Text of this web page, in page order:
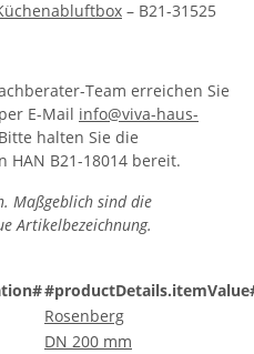
– B21-31525
Team erreichen Sie
E-Mail info@viva-haus-
halten Sie die
HAN B21-18014 bereit.
Maßgeblich sind die
Artikelbezeichnung.
Rosenberg
DN 200 mm